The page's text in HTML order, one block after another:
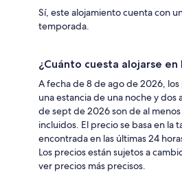
Sí, este alojamiento cuenta con
temporada.
¿Cuánto cuesta alojarse en
A fecha de 8 de ago de 2026,
una estancia de una noche y dos
de sept de 2026 son de al
incluidos. El precio se basa en la
encontrada en las últimas 24
Los precios están sujetos a
ver precios más precisos.